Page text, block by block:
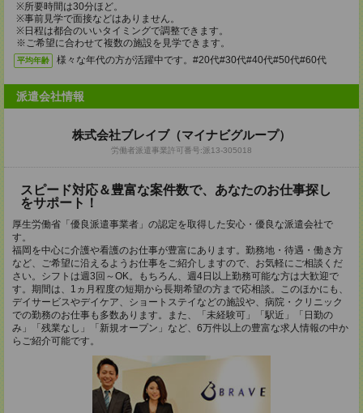
※所要時間は30分ほど。
※事前見学で面接などはありません。
※日程は都合のいいタイミングで調整できます。
※ご希望に合わせて複数の施設を見学できます。
平均年齢 様々な年代の方が活躍中です。#20代#30代#40代#50代#60代
派遣会社情報
株式会社ブレイブ（マイナビグループ）
労働者派遣事業許可番号:派13-305018
スピード対応＆豊富な案件数で、あなたのお仕事探し
をサポート！
厚生労働省「優良派遣事業者」の認定を取得した安心・優良な派遣会社で
す。
福岡を中心に介護や看護のお仕事が豊富にあります。勤務地・待遇・働き方
など、ご希望に沿えるようお仕事をご紹介しますので、お気軽にご相談くだ
さい。シフトは週3回～OK。もちろん、週4日以上勤務可能な方は大歓迎で
す。期間は、1ヵ月程度の短期から長期希望の方まで応相談。このほかにも、
デイサービスやデイケア、ショートステイなどの施設や、病院・クリニック
での勤務のお仕事も多数あります。また、「未経験可」「駅近」「日勤の
み」「残業なし」「新規オープン」など、6万件以上の豊富な求人情報の中か
らご紹介可能です。